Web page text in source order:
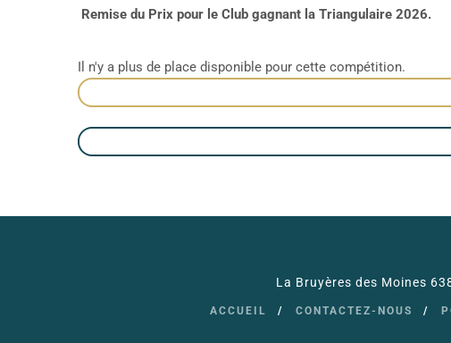
Remise du Prix pour le Club gagnant la Triangulaire 2026.
Il n'y a plus de place disponible pour cette compétition.
La Bruyères des Moines
ACCUEIL CONTACTEZ-NOUS